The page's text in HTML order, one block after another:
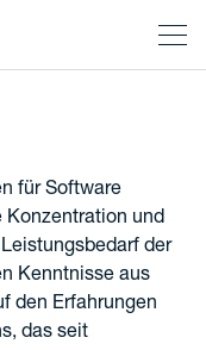
für Software
Konzentration und
der
Kenntnisse aus
den Erfahrungen
das seit